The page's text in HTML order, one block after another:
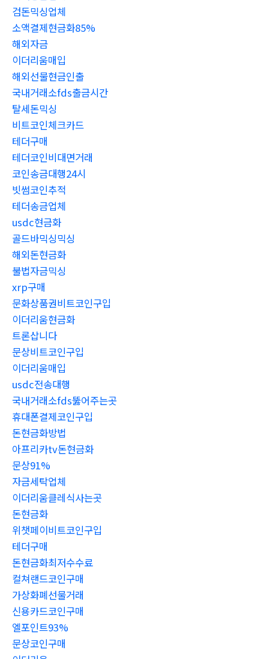
검돈믹싱업체
소액결제현금화85%
해외자금
이더리움매입
해외선물현금인출
국내거래소fds출금시간
탈세돈믹싱
비트코인체크카드
테더구매
테더코인비대면거래
코인송금대행24시
빗썸코인추적
테더송금업체
usdc현금화
골드바믹싱믹싱
해외돈현금화
불법자금믹싱
xrp구매
문화상품권비트코인구입
이더리움현금화
트론삽니다
문상비트코인구입
이더리움매입
usdc전송대행
국내거래소fds뚫어주는곳
휴대폰결제코인구입
돈현금화방법
아프리카tv돈현금화
문상91%
자금세탁업체
이더리움클레식사는곳
돈현금화
위챗페이비트코인구입
테더구매
돈현금화최저수수료
컬쳐랜드코인구매
가상화폐선물거래
신용카드코인구매
엘포인트93%
문상코인구매